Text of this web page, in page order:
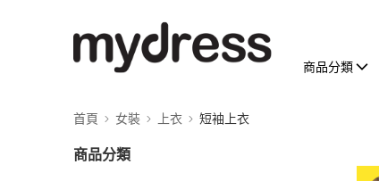
商品分類
首頁 女裝 上衣 短袖上衣
商品分類